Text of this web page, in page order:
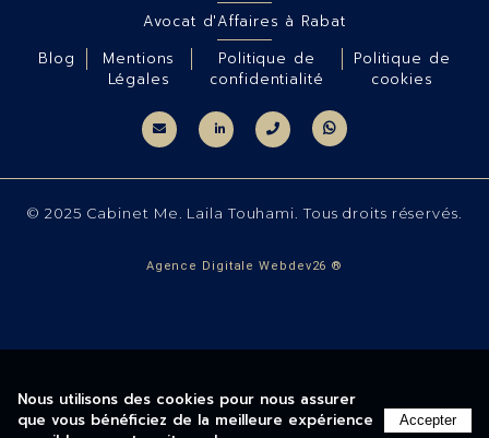
Avocat d'Affaires à Rabat
Blog
Mentions
Légales
Politique de
confidentialité
Politique de
cookies
© 2025 Cabinet Me. Laila Touhami. Tous droits réservés.
Agence Digitale Webdev26 ®
Nous utilisons des cookies pour nous assurer
que vous bénéficiez de la meilleure expérience
Accepter